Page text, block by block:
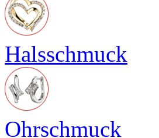
Halsschmuck
Ohrschmuck